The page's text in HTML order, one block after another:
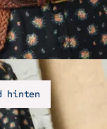
hinten